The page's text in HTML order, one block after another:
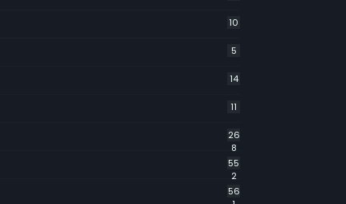
10
5
14
11
26
8
55
2
56